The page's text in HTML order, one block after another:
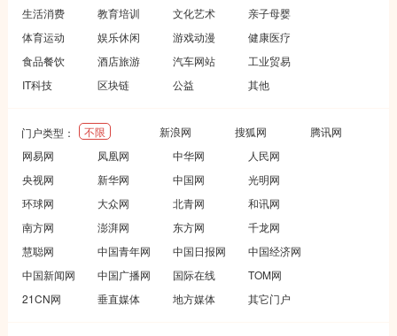
生活消费
教育培训 文化艺术
亲子母婴
体育运动
娱乐休闲 游戏动漫
健康医疗
食品餐饮
酒店旅游 汽车网站
工业贸易
IT科技
区块链 公益 其他
门户类型： 不限 新浪网 搜狐网
腾讯网
网易网
凤凰网 中华网
人民网
央视网
新华网 中国网
光明网
环球网
大众网 北青网
和讯网
南方网
澎湃网 东方网
千龙网
慧聪网
中国青年网 中国日报网
中国经济网
中国新闻网
中国广播网 国际在线
TOM网
21CN网
垂直媒体 地方媒体 其它门户